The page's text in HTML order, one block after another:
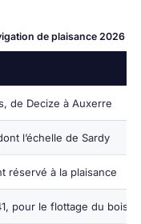
de plaisance 2026
de Decize à Auxerre
l’échelle de Sardy
réservé à la plaisance
pour le flottage du bois